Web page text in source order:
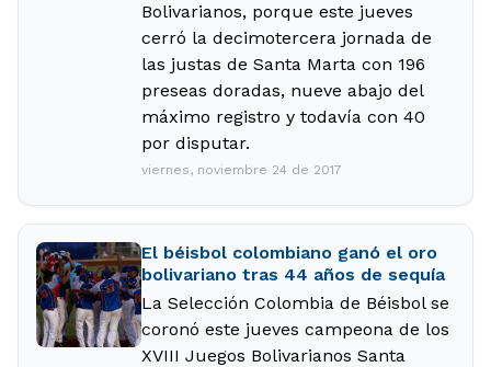
Bolivarianos, porque este jueves
cerró la decimotercera jornada de
las justas de Santa Marta con 196
preseas doradas, nueve abajo del
máximo registro y todavía con 40
por disputar.
viernes, noviembre 24 de 2017
El béisbol colombiano ganó el oro
bolivariano tras 44 años de sequía
La Selección Colombia de Béisbol se
coronó este jueves campeona de los
XVIII Juegos Bolivarianos Santa